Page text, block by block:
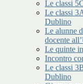
Le classi
Le classi
Dublino
Le alunne
docente
Le quinte
Incontro
Le classi
Dublino